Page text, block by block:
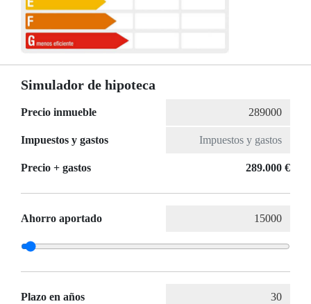
Simulador de hipoteca
Precio inmueble
Impuestos y gastos
Precio + gastos 289.000 €
Ahorro aportado
Plazo en años